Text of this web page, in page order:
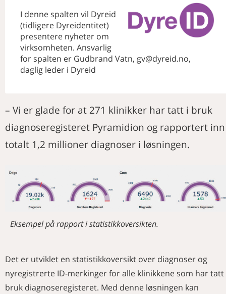
kua har det bra
glandula thyreoidea og
hypertyreose
Veterinærenes klimaaksjon – det
haster!
Nytt fra Smådyrpraktiserende
veterinærers forening
Tre dager rundt hestens munnhule
Kaninen fortjener å bli tatt på alvor
Slik arbeider FHIs utbruddsgruppe
Nye medlemmer
Minneord om Toril Lyng Celius
(1981-2020)
Aktivitetskalender
I denne spalten vil Dyreid
(tidligere Dyreidentitet)
presentere nyheter om
virksomheten. Ansvarlig
for spalten er Gudbrand Vatn, gv@dyreid.no,
daglig leder i Dyreid
– Vi er glade for at 271 klinikker har tatt i bruk
diagnoseregisteret Pyramidion og rapportert inn
totalt 1,2 millioner diagnoser i løsningen.
Eksempel på rapport i statistikkoversikten.
Det er utviklet en statistikkoversikt over diagnoser og
nyregistrerte ID-merkinger for alle klinikkene som har tatt
bruk diagnoseregisteret. Med denne løsningen kan